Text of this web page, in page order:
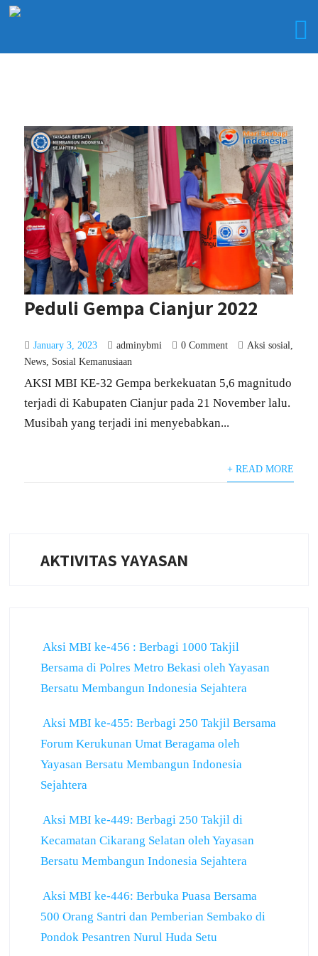
Peduli Gempa Cianjur 2022
January 3, 2023 adminybmi 0 Comment Aksi sosial,
News, Sosial Kemanusiaan
AKSI MBI KE-32 Gempa berkekuatan 5,6 magnitudo
terjadi di Kabupaten Cianjur pada 21 November lalu.
Musibah yang terjadi ini menyebabkan...
+ READ MORE
AKTIVITAS YAYASAN
Aksi MBI ke-456 : Berbagi 1000 Takjil
Bersama di Polres Metro Bekasi oleh Yayasan
Bersatu Membangun Indonesia Sejahtera
Aksi MBI ke-455: Berbagi 250 Takjil Bersama
Forum Kerukunan Umat Beragama oleh
Yayasan Bersatu Membangun Indonesia
Sejahtera
Aksi MBI ke-449: Berbagi 250 Takjil di
Kecamatan Cikarang Selatan oleh Yayasan
Bersatu Membangun Indonesia Sejahtera
Aksi MBI ke-446: Berbuka Puasa Bersama
500 Orang Santri dan Pemberian Sembako di
Pondok Pesantren Nurul Huda Setu